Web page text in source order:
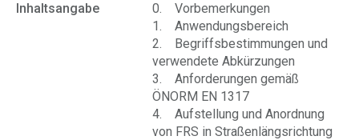
Inhaltsangabe
0. Vorbemerkungen
1. Anwendungsbereich
2. Begriffsbestimmungen und
verwendete Abkürzungen
3. Anforderungen gemäß
ÖNORM EN 1317
4. Aufstellung und Anordnung
von FRS in Straßenlängsrichtung